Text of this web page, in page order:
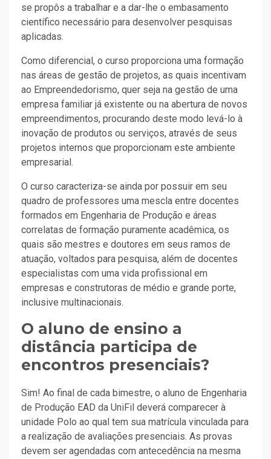
se propôs a trabalhar e a dar-lhe o embasamento
científico necessário para desenvolver pesquisas
aplicadas.
Como diferencial, o curso proporciona uma formação
nas áreas de gestão de projetos, as quais incentivam
ao Empreendedorismo, quer seja na gestão de uma
empresa familiar já existente ou na abertura de novos
empreendimentos, procurando deste modo levá-lo à
inovação de produtos ou serviços, através de seus
projetos internos que proporcionam este ambiente
empresarial.
O curso caracteriza-se ainda por possuir em seu
quadro de professores uma mescla entre docentes
formados em Engenharia de Produção e áreas
correlatas de formação puramente acadêmica, os
quais são mestres e doutores em seus ramos de
atuação, voltados para pesquisa, além de docentes
especialistas com uma vida profissional em
empresas e construtoras de médio e grande porte,
inclusive multinacionais.
O aluno de ensino a
distância participa de
encontros presenciais?
Sim! Ao final de cada bimestre, o aluno de Engenharia
de Produção EAD da UniFil deverá comparecer à
unidade Polo ao qual tem sua matrícula vinculada para
a realização de avaliações presenciais. As provas
devem ser agendadas com antecedência na mesma